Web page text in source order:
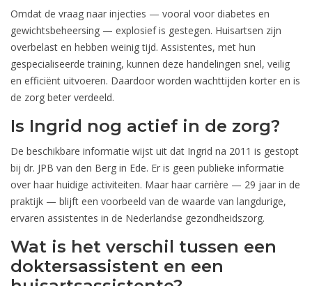
Omdat de vraag naar injecties — vooral voor diabetes en
gewichtsbeheersing — explosief is gestegen. Huisartsen zijn
overbelast en hebben weinig tijd. Assistentes, met hun
gespecialiseerde training, kunnen deze handelingen snel, veilig
en efficiënt uitvoeren. Daardoor worden wachttijden korter en is
de zorg beter verdeeld.
Is Ingrid nog actief in de zorg?
De beschikbare informatie wijst uit dat Ingrid na 2011 is gestopt
bij dr. JPB van den Berg in Ede. Er is geen publieke informatie
over haar huidige activiteiten. Maar haar carrière — 29 jaar in de
praktijk — blijft een voorbeeld van de waarde van langdurige,
ervaren assistentes in de Nederlandse gezondheidszorg.
Wat is het verschil tussen een
doktersassistent en een